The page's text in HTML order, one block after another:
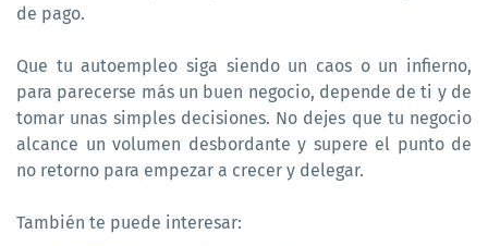
de pago.
Que tu autoempleo siga siendo un caos o un infierno,
para parecerse más un buen negocio, depende de ti y de
tomar unas simples decisiones. No dejes que tu negocio
alcance un volumen desbordante y supere el punto de
no retorno para empezar a crecer y delegar.
También te puede interesar: